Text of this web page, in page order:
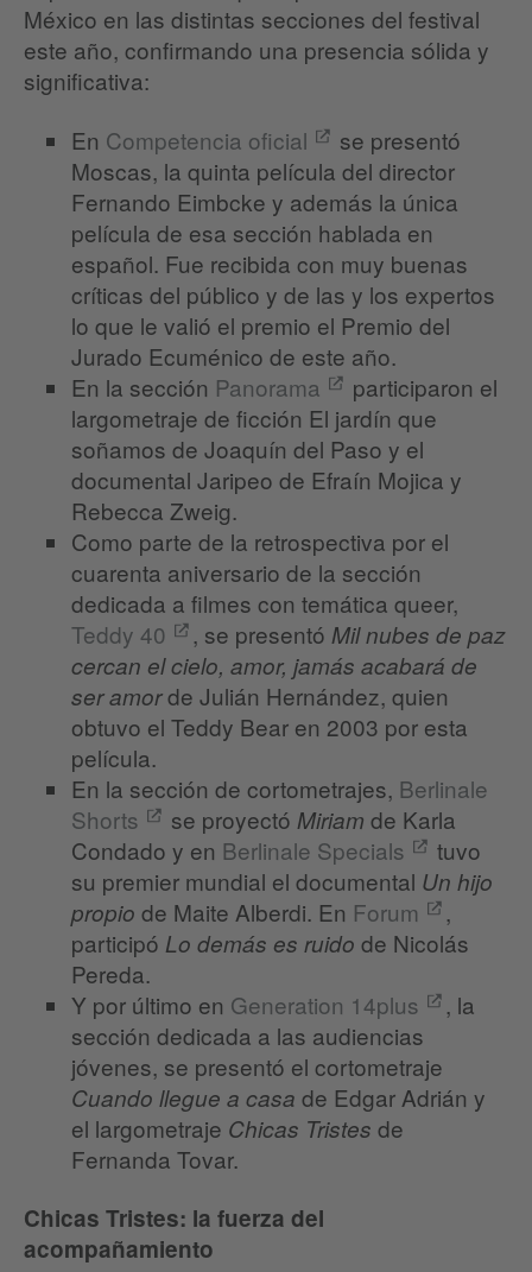
México en las distintas secciones del festival
este año, confirmando una presencia sólida y
significativa:
En Competencia oficial
se presentó
Moscas, la quinta película del director
Fernando Eimbcke y además la única
película de esa sección hablada en
español. Fue recibida con muy buenas
críticas del público y de las y los expertos
lo que le valió el premio el Premio del
Jurado Ecuménico de este año.
En la sección Panorama
participaron el
largometraje de ficción El jardín que
soñamos de Joaquín del Paso y el
documental Jaripeo de Efraín Mojica y
Rebecca Zweig.
Como parte de la retrospectiva por el
cuarenta aniversario de la sección
dedicada a filmes con temática queer,
Teddy 40
, se presentó Mil nubes de paz
cercan el cielo, amor, jamás acabará de
ser amorde Julián Hernández, quien
obtuvo el Teddy Bear en 2003 por esta
película.
En la sección de cortometrajes, Berlinale
Shorts
se proyectó Miriam de Karla
Condado y en Berlinale Specials
tuvo
su premier mundial el documental Un hijo
propio de Maite Alberdi. En Forum
,
participó Lo demás es ruido de Nicolás
Pereda.
Y por último en Generation 14plus
, la
sección dedicada a las audiencias
jóvenes, se presentó el cortometraje
Cuando llegue a casa de Edgar Adrián y
el largometraje Chicas Tristes de
Fernanda Tovar.
Chicas Tristes: la fuerza del
acompañamiento